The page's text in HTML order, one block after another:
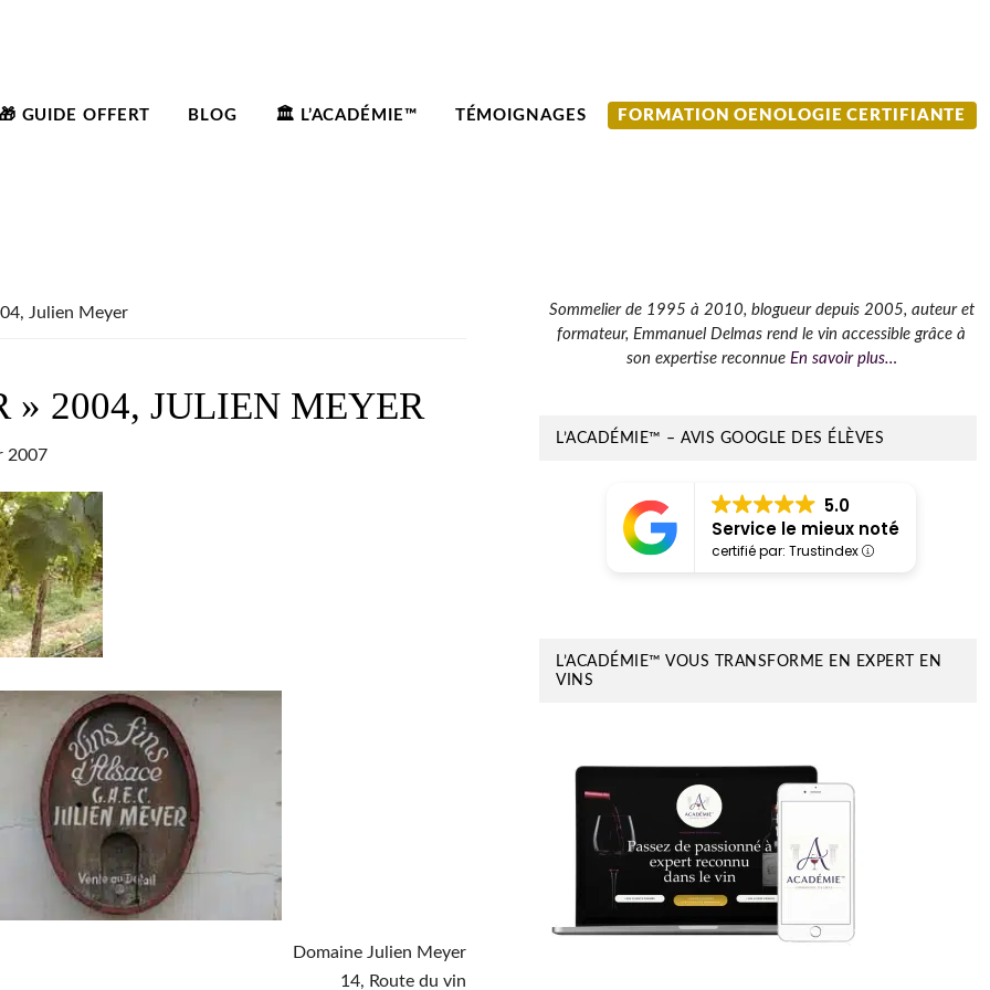
GUIDE OFFERT BLOG 🏛️ L’ACADÉMIE™ TÉMOIGNAGES FORMATION OENOLOGIE CERTIFIANTE
Julien Meyer
» 2004, JULIEN MEYER
2007
Domaine Julien Meyer
14, Route du vin
Barre
latérale
principale
Sommelier de 1995 à 2010, blogueur depuis 2005, auteur et
formateur, Emmanuel Delmas rend le vin accessible grâce à
son expertise reconnue En savoir plus…
L’ACADÉMIE™ – AVIS GOOGLE DES ÉLÈVES
5.0
Service le mieux noté
certifié par: Trustindex
L’ACADÉMIE™ VOUS TRANSFORME EN EXPERT EN
VINS